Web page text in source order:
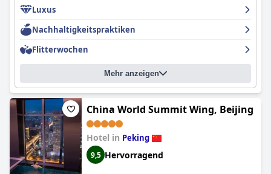
Luxus
Nachhaltigkeitspraktiken
Flitterwochen
Mehr anzeigen
China World Summit Wing, Beijing
Hotel in Peking
9,5 Hervorragend